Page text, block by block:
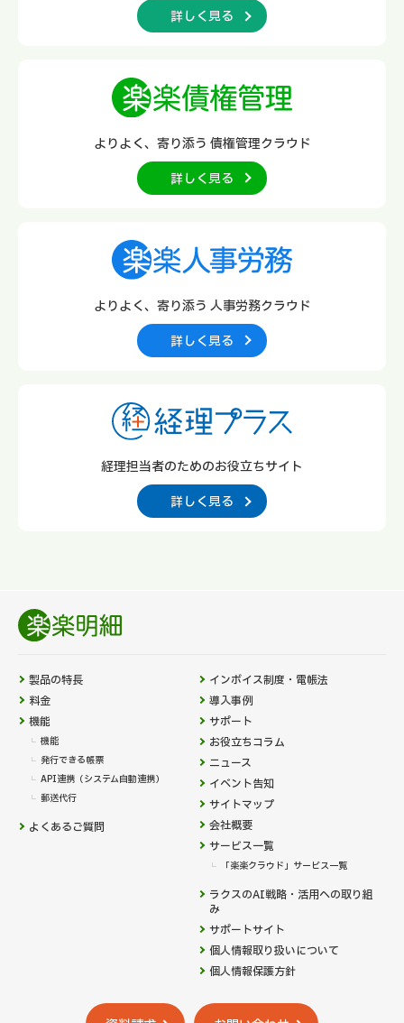
詳しく見る
よりよく、寄り添う 債権管理クラウド
詳しく見る
よりよく、寄り添う 人事労務クラウド
詳しく見る
経理担当者のためのお役立ちサイト
詳しく見る
製品の特長
料金
機能
機能
発行できる帳票
API連携（システム自動連携）
郵送代行
よくあるご質問
インボイス制度・電帳法
導入事例
サポート
お役立ちコラム
ニュース
イベント告知
サイトマップ
会社概要
サービス一覧
「楽楽クラウド」サービス一覧
ラクスのAI戦略・活用への取り組
み
サポートサイト
個人情報取り扱いについて
個人情報保護方針